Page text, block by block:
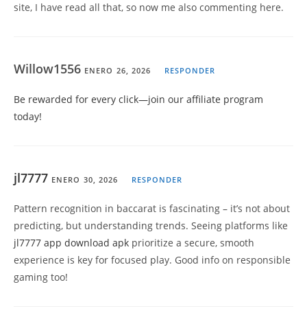
site, I have read all that, so now me also commenting here.
Willow1556 ENERO 26, 2026 RESPONDER
Be rewarded for every click—join our affiliate program
today!
jl7777 ENERO 30, 2026 RESPONDER
Pattern recognition in baccarat is fascinating – it’s not about
predicting, but understanding trends. Seeing platforms like
jl7777 app download apk prioritize a secure, smooth
experience is key for focused play. Good info on responsible
gaming too!